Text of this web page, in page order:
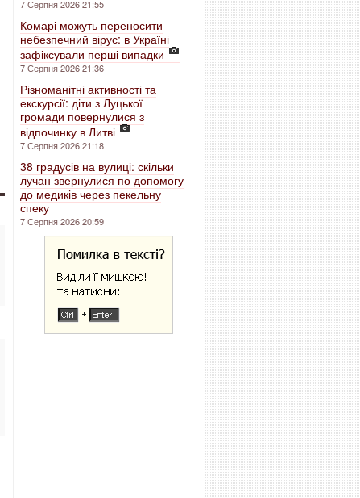
7 Серпня 2026 21:55
Комарі можуть переносити
небезпечний вірус: в Україні
зафіксували перші випадки
7 Серпня 2026 21:36
Різноманітні активності та
екскурсії: діти з Луцької
громади повернулися з
відпочинку в Литві
7 Серпня 2026 21:18
38 градусів на вулиці: скільки
лучан звернулися по допомогу
до медиків через пекельну
спеку
7 Серпня 2026 20:59